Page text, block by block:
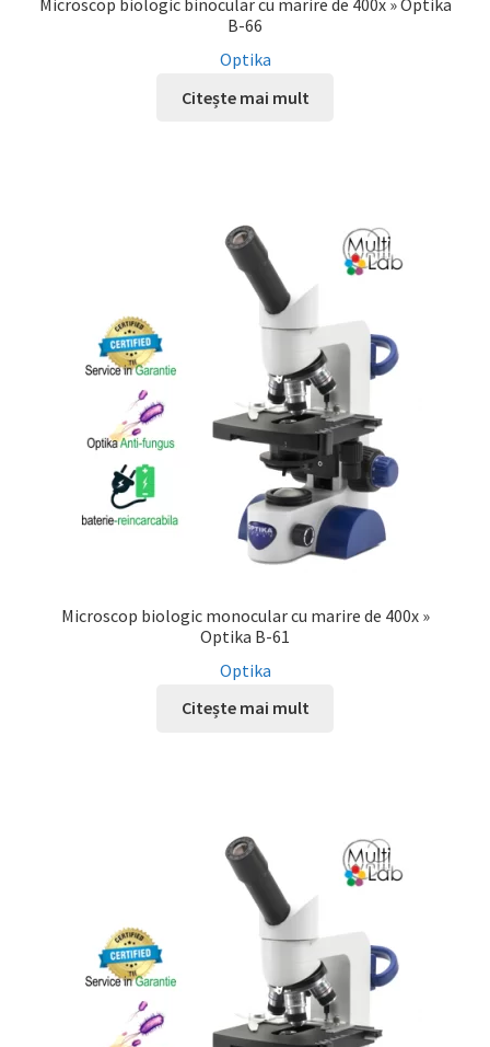
Microscop biologic binocular cu marire de 400x » Optika
B-66
Optika
Citește mai mult
Microscop biologic monocular cu marire de 400x »
Optika B-61
Optika
Citește mai mult